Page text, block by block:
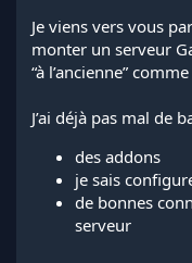
l
d
i
c
Je viens vers vous
monter un serveur
“à l’ancienne”
J’ai déjà pas mal de
des addons
je sais
de bonnes
serveur